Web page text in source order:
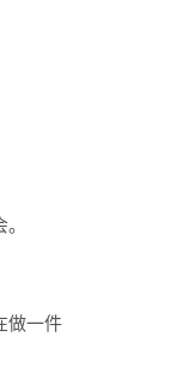
做一件